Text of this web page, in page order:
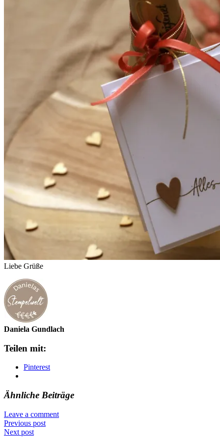
Liebe Grüße
Daniela Gundlach
Teilen mit:
Pinterest
Ähnliche Beiträge
Leave a comment
Previous post
Next post